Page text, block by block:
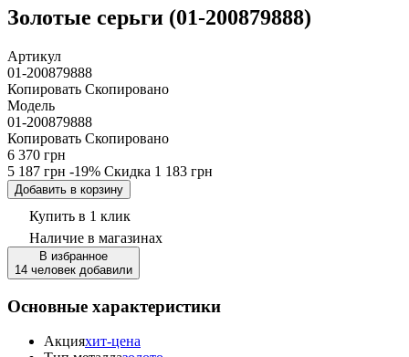
Золотые серьги (01-200879888)
Артикул
01-200879888
Копировать Скопировано
Модель
01-200879888
Копировать Скопировано
6 370 грн
5 187 грн -19% Скидка 1 183 грн
Добавить в корзину
Купить в 1 клик
Наличие в магазинах
В избранное
14 человек добавили
Основные характеристики
Акцияхит-цена